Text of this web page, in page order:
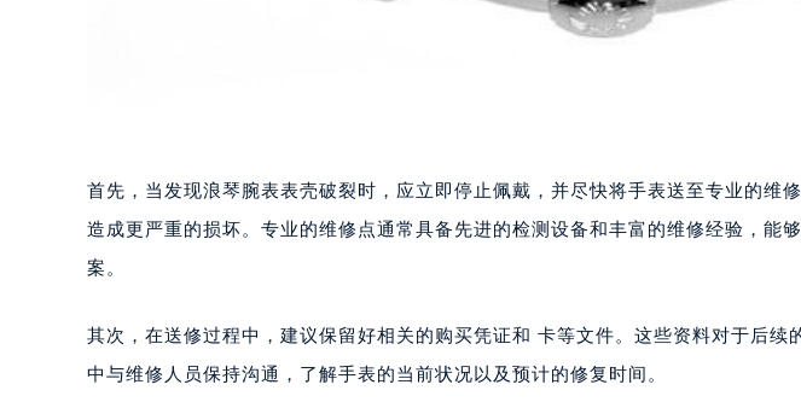
首先，当发现浪琴腕表表壳破裂时，应立即停止佩戴，并尽快将手表送至专业的维
造成更严重的损坏。专业的维修点通常具备先进的检测设备和丰富的维修经验，能
案。
其次，在送修过程中，建议保留好相关的购买凭证和 卡等文件。这些资料对于后续
中与维修人员保持沟通，了解手表的当前状况以及预计的修复时间。